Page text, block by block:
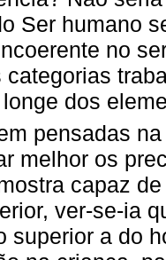
Ser humano
no
categorias
dos
pensadas
melhor os
capaz
ver-se-ia
superior a do